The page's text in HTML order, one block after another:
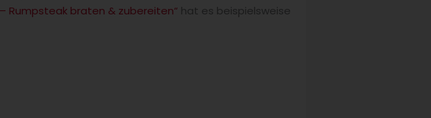
Rumpsteak braten & zubereiten“ hat es beispielsweise